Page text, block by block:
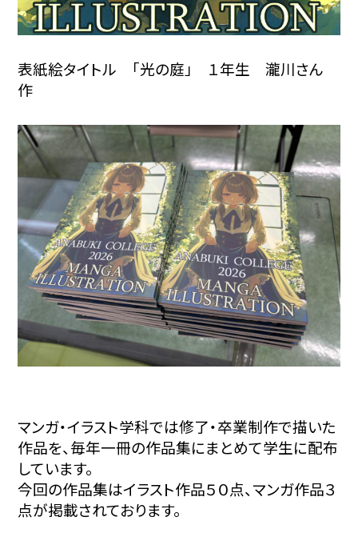
表紙絵タイトル 「光の庭」 １年生 瀧川さん
作
マンガ・イラスト学科では修了・卒業制作で描いた
作品を、毎年一冊の作品集にまとめて学生に配布
しています。
今回の作品集はイラスト作品５０点、マンガ作品３
点が掲載されております。